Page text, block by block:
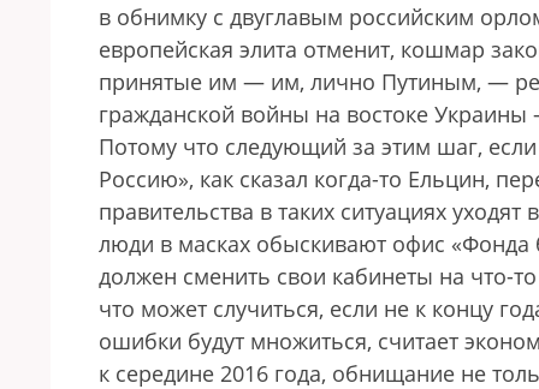
в обнимку с двуглавым российским
европейская элита отменит, кошмар
принятые им — им, лично Путиным, —
гражданской войны на востоке
Потому что следующий за этим шаг,
Россию», как сказал когда-то Ельцин,
правительства в таких ситуациях
люди в масках обыскивают офис
должен сменить свои кабинеты на что-
что может случиться, если не к концу
ошибки будут множиться, считает
к середине 2016 года, обнищание не